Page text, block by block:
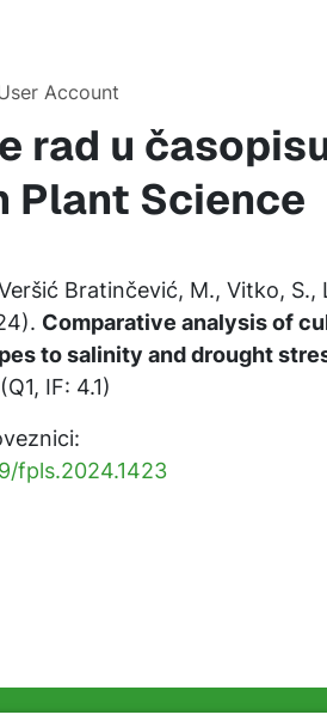
Account
rad u
Plant Science
Bratinčević, M., Vitko, S.,
Comparative analysis of
to salinity and drought
IF: 4.1)
fpls.2024.1423